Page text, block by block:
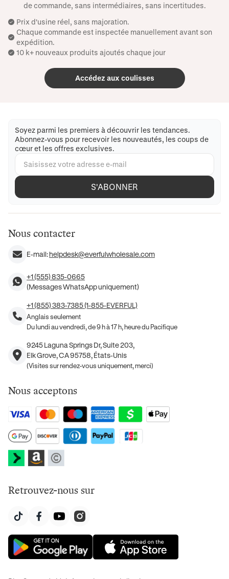
de commande, sans intermédiaires, sans incertitudes.
Prix ​​d'usine réel, sans majoration.
Chaque commande est inspectée manuellement avant son
expédition.
10 k+ nouveaux produits ajoutés chaque jour
Accédez aux coulisses
Soyez parmi les premiers à découvrir les tendances.
Abonnez-vous pour recevoir les nouveautés, les coups de
cœur et les offres exclusives.
S'ABONNER
Nous contacter
E-mail:helpdesk@everfulwholesale.com
+1 (555) 835-0665
(Messages WhatsApp uniquement)
+1 (855) 383-7385 (1-855-EVERFUL)
Anglais seulement
Du lundi au vendredi, de 9 h à 17 h, heure du Pacifique
9245 Laguna Springs Dr, Suite 203,
Elk Grove, CA 95758, États-Unis
(Visites sur rendez-vous uniquement, merci)
Nous acceptons
Retrouvez-nous sur